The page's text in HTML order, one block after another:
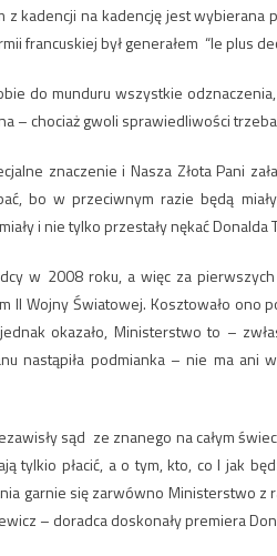
z kadencji na kadencję jest
francuskiej był generałem “le plus
do munduru wszystkie
– chociaż gwoli sprawiedliwości
znaczenie i Nasza Złota Pani
bo w przeciwnym razie będą
i nie tylko przestały nękać Donalda
w 2008 roku, a więc za
II Wojny Światowej. Kosztowało
okazało, Ministerstwo to –
nastąpiła podmianka – nie ma
sąd ze znanego na całym
tylkio płacić, a o tym, kto, co I jak
garnie się zarwówno Ministerstwo z
– doradca doskonały premiera